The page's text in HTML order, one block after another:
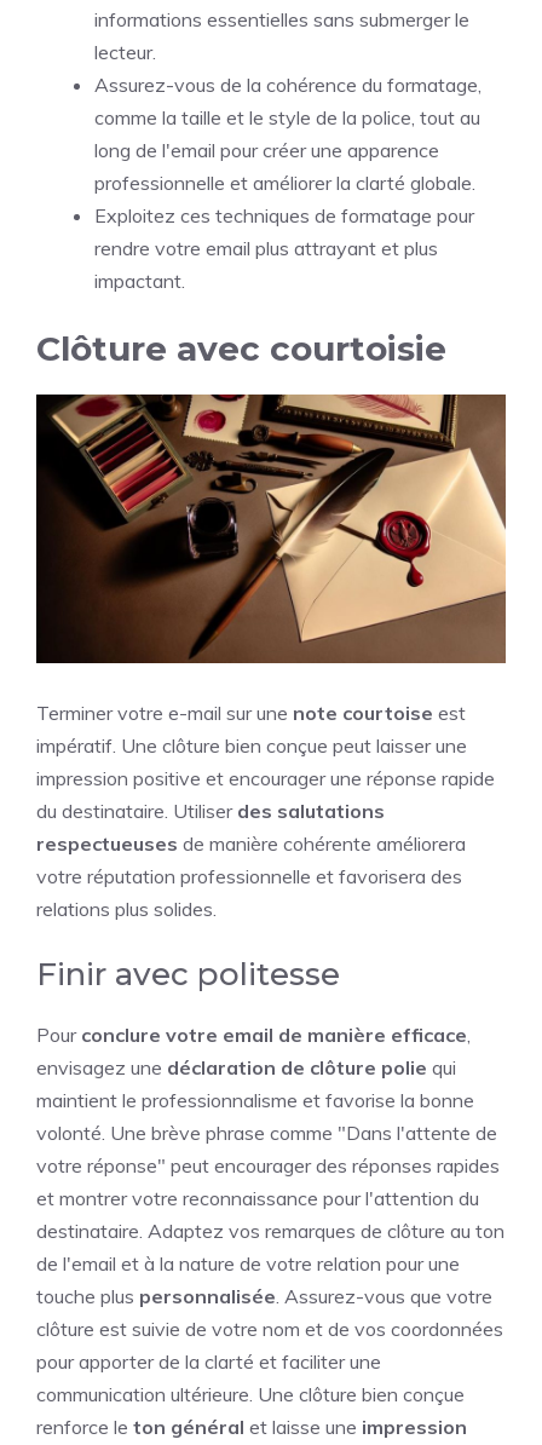
informations essentielles sans submerger le
lecteur.
Assurez-vous de la cohérence du formatage,
comme la taille et le style de la police, tout au
long de l'email pour créer une apparence
professionnelle et améliorer la clarté globale.
Exploitez ces techniques de formatage pour
rendre votre email plus attrayant et plus
impactant.
Clôture avec courtoisie
Terminer votre e-mail sur une note courtoise est
impératif. Une clôture bien conçue peut laisser une
impression positive et encourager une réponse rapide
du destinataire. Utiliser des salutations
respectueuses de manière cohérente améliorera
votre réputation professionnelle et favorisera des
relations plus solides.
Finir avec politesse
Pour conclure votre email de manière efficace
envisagez une déclaration de clôture polie qui
maintient le professionnalisme et favorise la bonne
volonté. Une brève phrase comme "Dans l'attente de
votre réponse" peut encourager des réponses rapides
et montrer votre reconnaissance pour l'attention du
destinataire. Adaptez vos remarques de clôture au ton
de l'email et à la nature de votre relation pour une
touche plus personnalisée . Assurez-vous que votre
clôture est suivie de votre nom et de vos coordonnées
pour apporter de la clarté et faciliter une
communication ultérieure. Une clôture bien conçue
renforce le ton général et laisse une impression